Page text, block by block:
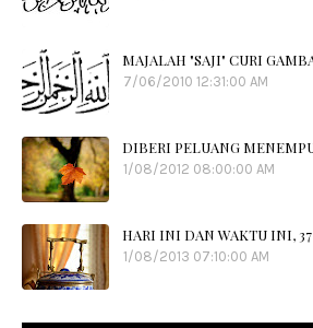
MAJALAH "SAJI" CURI
7/06/2010 12:31:00 AM
DIBERI PELUANG
1/08/2012 08:00:00 AM
HARI INI DAN WAKTU INI,
1/08/2013 07:10:00 AM